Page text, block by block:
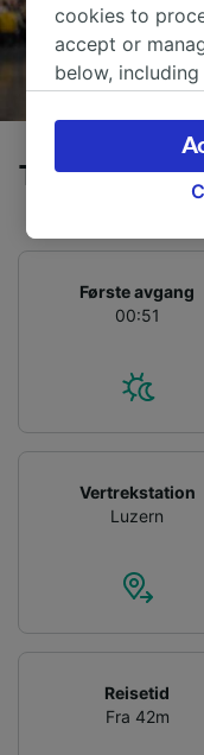
Tog fra
Første avgang
00:51
Vertrekstation
Luzern
Reisetid
Fra 42m
cookies to
accept or
below,
the privacy
signaled to our
browsing data.
track you.
We and our
Use precise
Personalised
audience
List of Partners